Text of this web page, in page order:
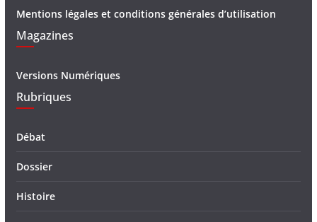
Mentions légales et conditions générales d’utilisation
Magazines
Versions Numériques
Rubriques
Débat
Dossier
Histoire